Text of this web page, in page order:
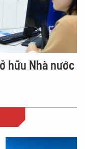
hữu Nhà nước